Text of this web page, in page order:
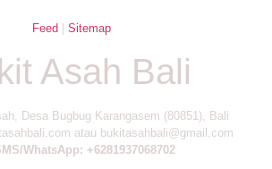
Feed Sitemap
Asah Bali
Desa Bugbug Karangasem (80851), Bali
atau bukitasahbali@gmail.com
WhatsApp: +6281937068702